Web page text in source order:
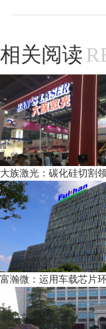
相关阅读
大族激光：碳化硅切割
富瀚微：运用车载芯片